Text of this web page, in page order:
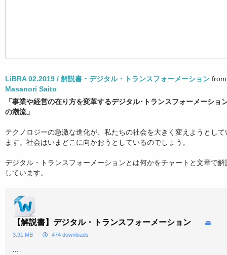
LiBRA 02.2019 / 解説書・デジタル・トランスフォーメーション from
Masanori Saito
「事業や経営の在り方を変革するデジタル･トランスフォーメーショ
の潮流」
テクノロジーの急激な進化が、私たちの社会を大きく変えようとして
ます。社会はいまどこに向かおうとしているのでしょう。
デジタル・トランスフォーメーションとは何かをチャートと文章で解
しています。
【解説書】デジタル・トランスフォーメーション
3.91 MB 474 downloads
...